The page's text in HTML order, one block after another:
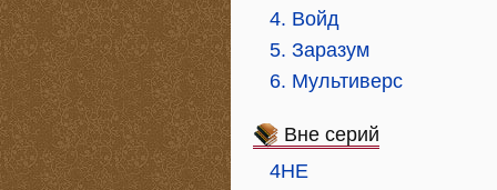
4. Войд
5. Заразум
6. Мультиверс
Вне серий
4НЕ